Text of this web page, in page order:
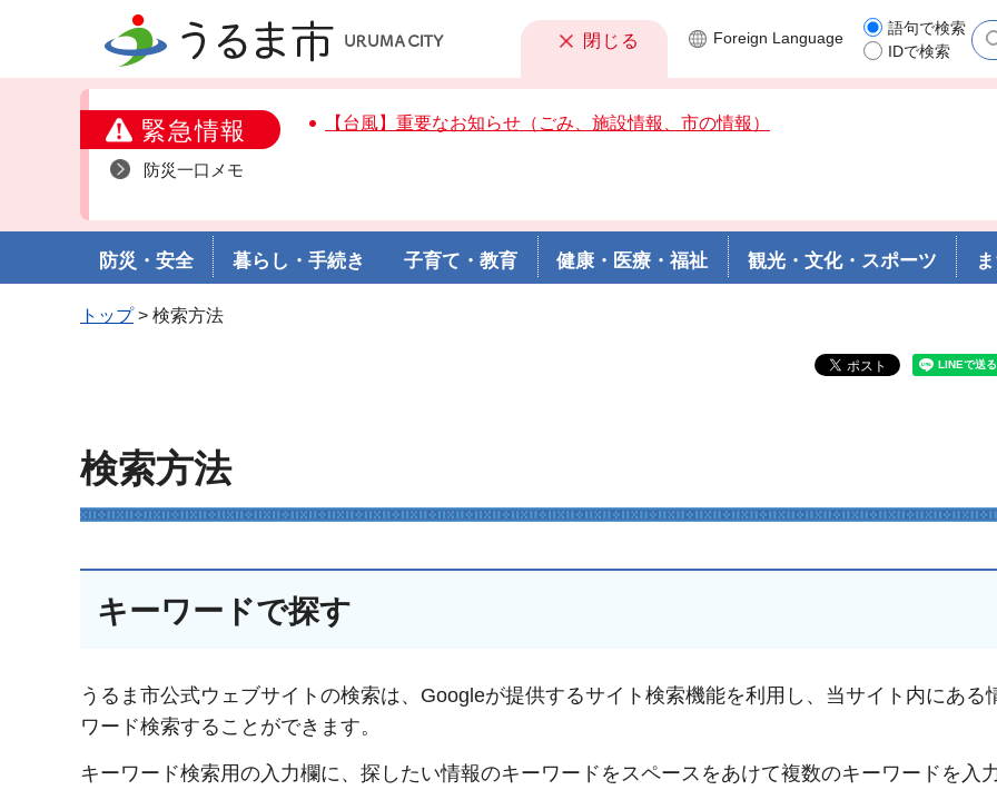
うるま市 閉じる
緊急情報
防災一口メモ
【台風】重要なお知らせ（ごみ、施設情報、市の情報）
Foreign Language
語句で検索
IDで検索
防災・安全 暮らし・手続き 子育て・教育 健康・医療・福祉 観光・文化・スポーツ
トップ> 検索方法
検索方法
キーワードで探す
うるま市公式ウェブサイトの検索は、Googleが提供するサイト検索機能を利用し、当サイト内にある
ワード検索することができます。
キーワード検索用の入力欄に、探したい情報のキーワードをスペースをあけて複数のキーワードを入